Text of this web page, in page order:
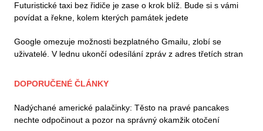
Futuristické taxi bez řidiče je zase o krok blíž. Bude si s vámi
povídat a řekne, kolem kterých památek jedete
Google omezuje možnosti bezplatného Gmailu, zlobí se
uživatelé. V lednu ukončí odesílání zpráv z adres třetích stran
DOPORUČENÉ ČLÁNKY
Nadýchané americké palačinky: Těsto na pravé pancakes
nechte odpočinout a pozor na správný okamžik otočení